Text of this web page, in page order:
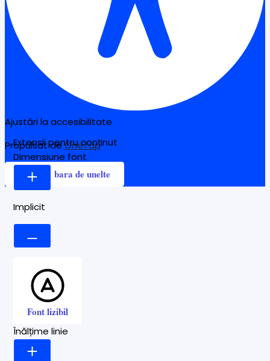
Ajustări la accesibilitate
Propulsat deOneTap
Ascunde bara de unelte
Extensii pentru conținut
Dimensiune font
Implicit
Font lizibil
Înălțime linie